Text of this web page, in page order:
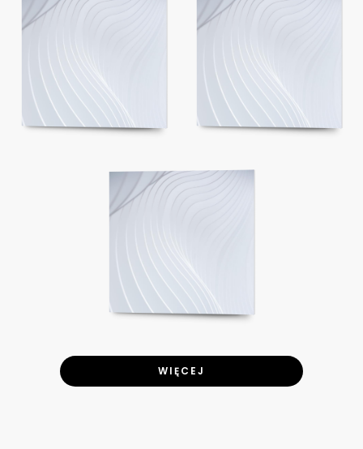
WIĘCEJ